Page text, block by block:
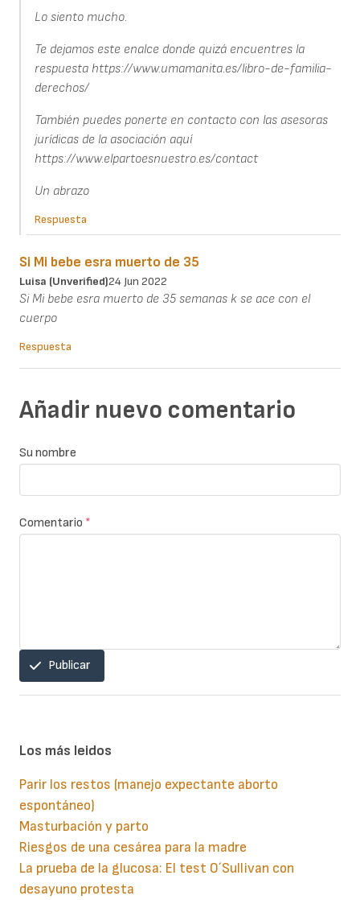
Lo siento mucho.
Te dejamos este enalce donde quizá encuentres la
respuesta https://www.umamanita.es/libro-de-familia-
derechos/
También puedes ponerte en contacto con las asesoras
jurídicas de la asociación aquí
https://www.elpartoesnuestro.es/contact
Un abrazo
Respuesta
Si Mi bebe esra muerto de 35
Luisa (unverified)24 Jun 2022
Si Mi bebe esra muerto de 35 semanas k se ace con el
cuerpo
Respuesta
Añadir nuevo comentario
Su nombre
Comentario *
Publicar
Los más leidos
Parir los restos (manejo expectante aborto
espontáneo)
Masturbación y parto
Riesgos de una cesárea para la madre
La prueba de la glucosa: El test O´Sullivan con
desayuno protesta